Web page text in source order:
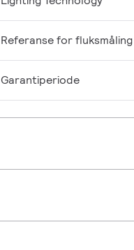
Referanse for fluksmåling
Garantiperiode